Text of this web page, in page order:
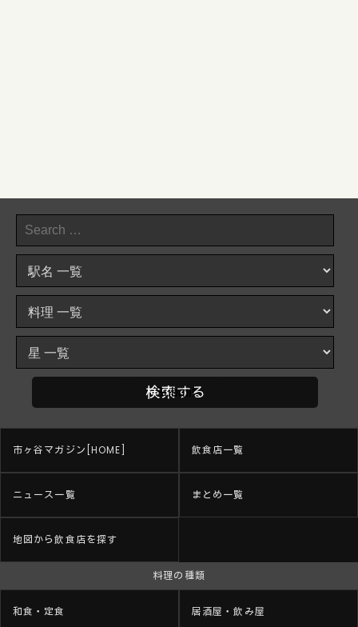
市ヶ谷マガジン[HOME] 飲食店一覧
ニュース一覧 まとめ一覧
地図から飲食店を探す
料理の種類
和食・定食 居酒屋・飲み屋